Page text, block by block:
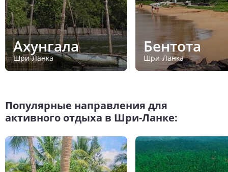
Ахунгала
Шри-Ланка
Бентота
Шри-Ланка
Популярные направления для
активного отдыха в Шри-Ланке: